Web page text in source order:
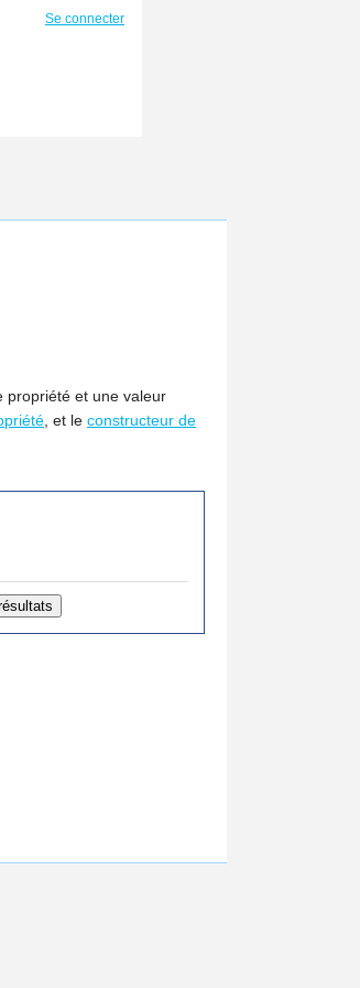
propriété et une valeur
, et le constructeur de
Se connecter